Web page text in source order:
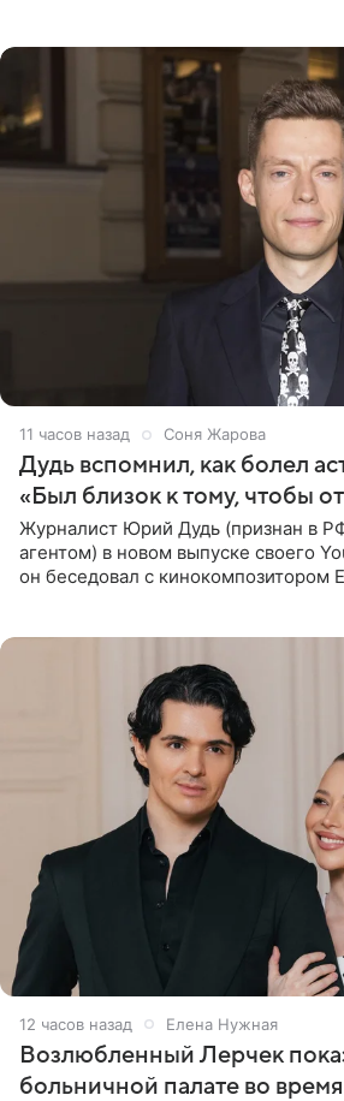
11 часов назад Соня Жарова
Дудь вспомнил, как болел
«Был близок к тому, чтобы
Журналист Юрий Дудь (признан в
агентом) в новом выпуске своего
он беседовал с кинокомпозитором
12 часов назад Елена Нужная
Возлюбленный Лерчек
больничной палате во